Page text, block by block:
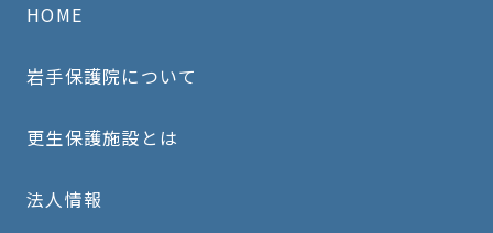
HOME
岩手保護院について
更生保護施設とは
法人情報